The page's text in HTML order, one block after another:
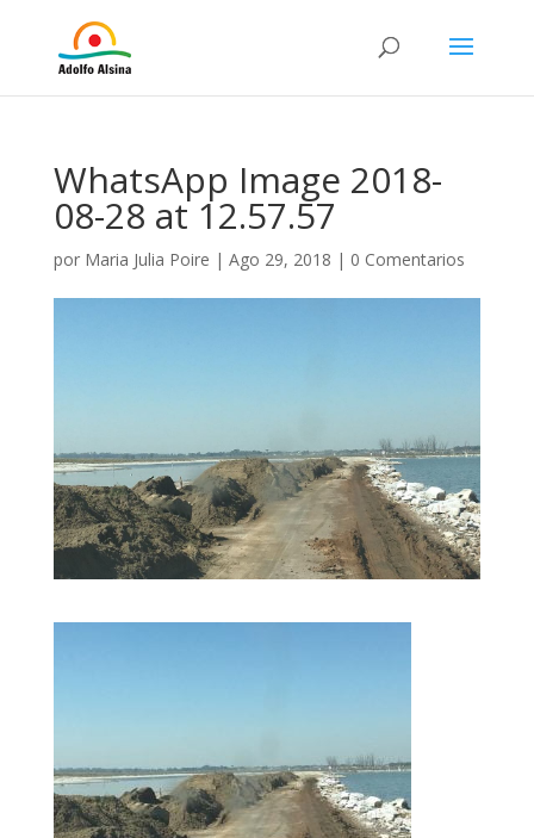
WhatsApp Image 2018-
08-28 at 12.57.57
por Maria Julia Poire | Ago 29, 2018 | 0 Comentarios